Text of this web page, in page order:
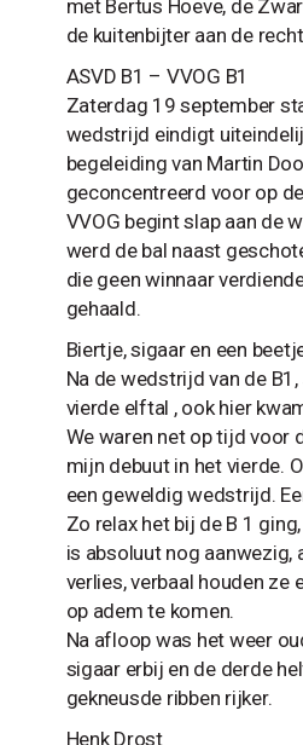
met Bertus Hoeve, de
de kuitenbijter aan de
ASVD B1 – VVOG B1
Zaterdag 19 september
wedstrijd eindigt
begeleiding van Martin
geconcentreerd voor op
VVOG begint slap aan de
werd de bal naast
die geen winnaar
gehaald.
Biertje, sigaar en een
Na de wedstrijd van de
vierde elftal , ook hier
We waren net op tijd voor
mijn debuut in het vierde.
een geweldig wedstrijd.
Zo relax het bij de B 1
is absoluut nog aanwezig,
verlies, verbaal houden ze
op adem te komen.
Na afloop was het weer
sigaar erbij en de derde
gekneusde ribben rijker.
Henk Drost